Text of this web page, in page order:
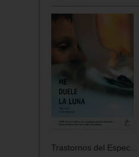
Trastornos del Espec...